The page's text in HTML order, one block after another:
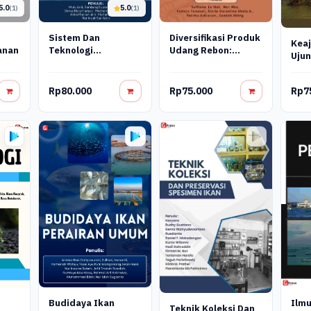
(1) 5.0(1)
Sistem Dan
Teknologi
Rp80.000
Diversifikasi Produk
Udang Rebon:
Potensi Lokal
Rp75.000
Budidaya Ikan
Teknik Koleksi Dan